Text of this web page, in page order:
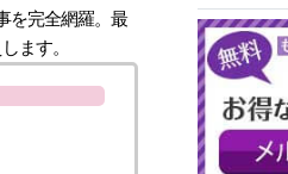
を完全網羅。最
ます。